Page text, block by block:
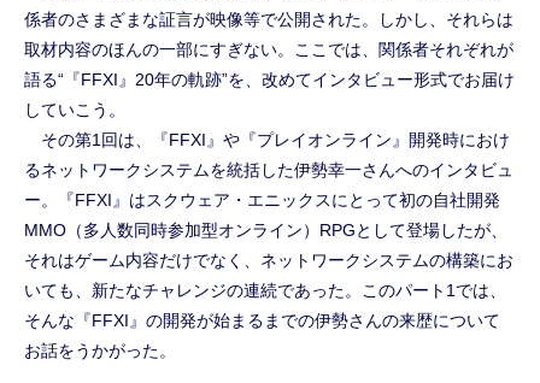
係者のさまざまな証言が映像等で公開された。しかし、それらは
取材内容のほんの一部にすぎない。ここでは、関係者それぞれが
語る“『FFXI』20年の軌跡”を、改めてインタビュー形式でお届け
していこう。
その第1回は、『FFXI』や『プレイオンライン』開発時におけ
るネットワークシステムを統括した伊勢幸一さんへのインタビュ
ー。『FFXI』はスクウェア・エニックスにとって初の自社開発
MMO（多人数同時参加型オンライン）RPGとして登場したが、
それはゲーム内容だけでなく、ネットワークシステムの構築にお
いても、新たなチャレンジの連続であった。このパート1では、
そんな『FFXI』の開発が始まるまでの伊勢さんの来歴について
お話をうかがった。